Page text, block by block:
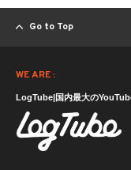
Go to Top
WE ARE :
LogTube|国内最大の